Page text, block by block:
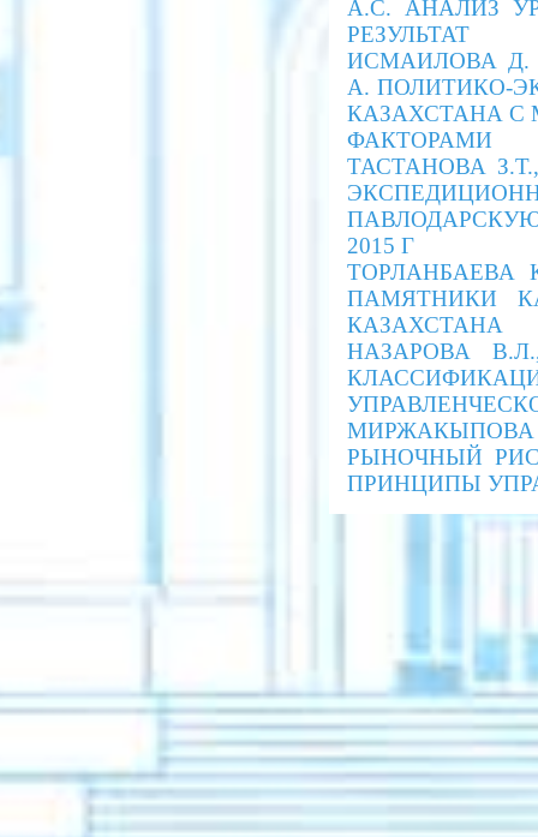
А.С. АНАЛИЗ
РЕЗУЛЬТАТ
ИСМАИЛОВА Д.
А. ПОЛИТИКО-
КАЗАХСТАНА
ФАКТОРАМИ
ТАСТАНОВА
2015 Г
ТОРЛАНБАЕВА
ПАМЯТНИКИ
КАЗАХСТАНА
НАЗАРОВА
РЫНОЧНЫЙ
ПРИНЦИПЫ